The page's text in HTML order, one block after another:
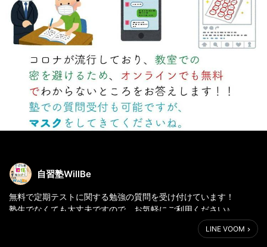
自習塾WillBe
無料で定期テストに関する勉強の質問を受け付けています！
塾生でなくても大丈夫ですので、お気軽にご利用ください♪
※現代文については、先生ごとに解釈が違うなど適切なアドバイス
ができないため範囲から除外させていただきます。
LINE VOOM